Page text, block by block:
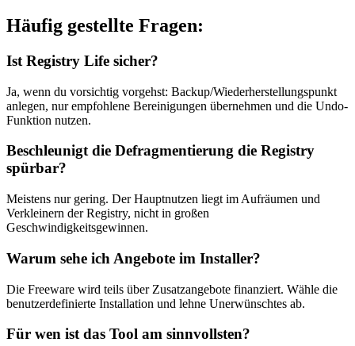
Häufig gestellte Fragen:
Ist Registry Life sicher?
Ja, wenn du vorsichtig vorgehst: Backup/Wiederherstellungspunkt
anlegen, nur empfohlene Bereinigungen übernehmen und die Undo-
Funktion nutzen.
Beschleunigt die Defragmentierung die Registry
spürbar?
Meistens nur gering. Der Hauptnutzen liegt im Aufräumen und
Verkleinern der Registry, nicht in großen
Geschwindigkeitsgewinnen.
Warum sehe ich Angebote im Installer?
Die Freeware wird teils über Zusatzangebote finanziert. Wähle die
benutzerdefinierte Installation und lehne Unerwünschtes ab.
Für wen ist das Tool am sinnvollsten?